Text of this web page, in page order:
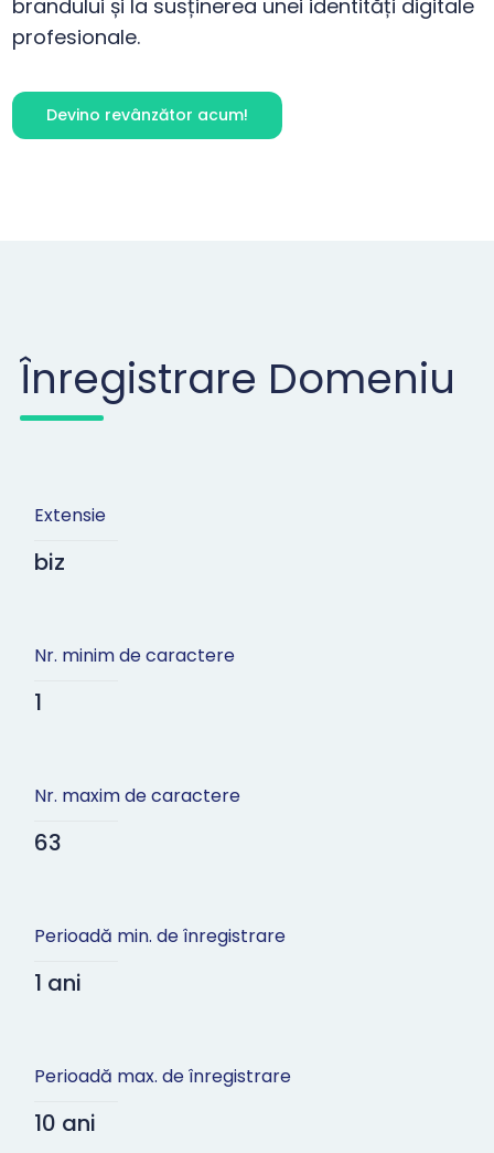
brandului și la susținerea unei identități digitale
profesionale.
Devino revânzător acum!
Înregistrare Domeniu
Extensie
biz
Nr. minim de caractere
1
Nr. maxim de caractere
63
Perioadă min. de înregistrare
1 ani
Perioadă max. de înregistrare
10 ani